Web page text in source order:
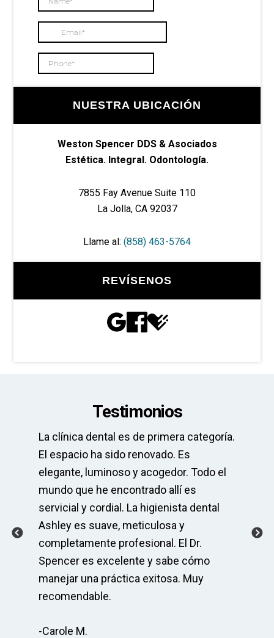
NUESTRA UBICACIÓN
Weston Spencer DDS & Asociados
Estética. Integral. Odontología.
7855 Fay Avenue Suite 110
La Jolla, CA 92037
Llame al: (858) 463-5764
REVÍSENOS
Testimonios
La clínica dental es de primera categoría.
El espacio ha sido renovado. Es
elegante, luminoso y acogedor. Todo el
mundo que he encontrado allí es
servicial y cordial. La higienista dental
Ashley es suave, meticulosa y
completamente profesional. El Dr.
Spencer es excelente y sabe cómo
manejar una práctica exitosa. Muy
recomendable.
-Carole M.